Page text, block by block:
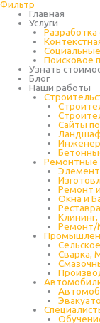
Перейти
содержимому
Главная
Услуги
Разработка
Поисковое
Узнать
Блог
Наши работы
Сайты
Ремонтные
Ремонт
Окна и
Клининг,
Ремонт/
Сварка,
Фильтр